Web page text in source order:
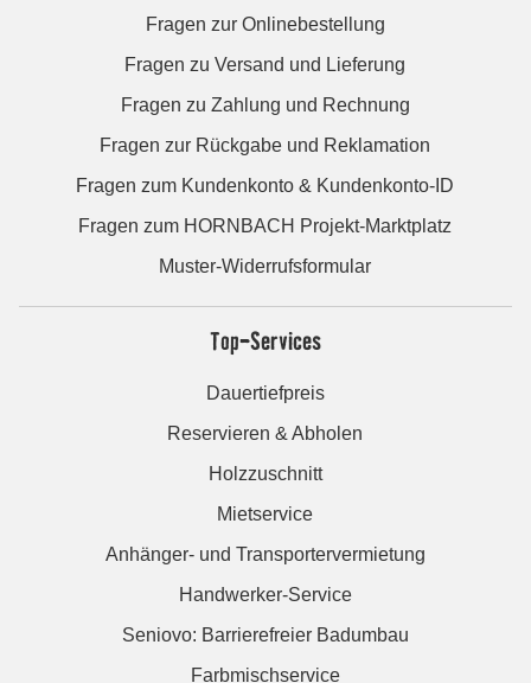
Fragen zur Onlinebestellung
Fragen zu Versand und Lieferung
Fragen zu Zahlung und Rechnung
Fragen zur Rückgabe und Reklamation
Fragen zum Kundenkonto & Kundenkonto-ID
Fragen zum HORNBACH Projekt-Marktplatz
Muster-Widerrufsformular
Top-Services
Dauertiefpreis
Reservieren & Abholen
Holzzuschnitt
Mietservice
Anhänger- und Transportervermietung
Handwerker-Service
Seniovo: Barrierefreier Badumbau
Farbmischservice